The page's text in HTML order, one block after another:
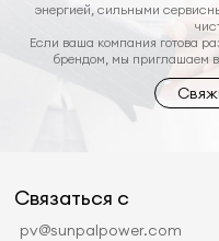
энергией, сильными
Если ваша компания готова
брендом, мы приглашаем
Связаться с
pv@sunpalpower.com